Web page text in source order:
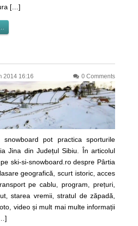
[…]
2014 16:16 0 Comments
pot practica sporturile
Jina din Județul Sibiu. În articolul
ski-si-snowboard.ro despre Pârtia
geografică, scurt istoric, acces
pe cablu, program, prețuri,
starea vremii, stratul de zăpadă,
video și mult mai multe informații